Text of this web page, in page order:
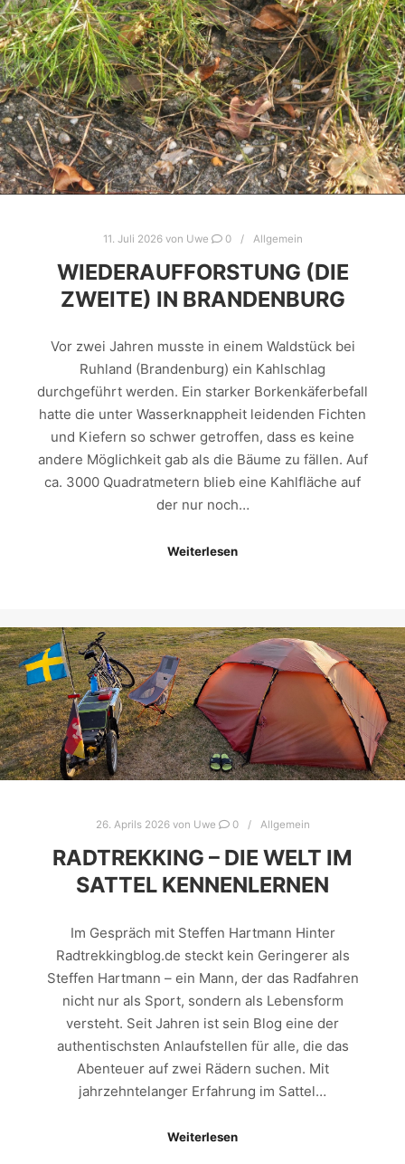
11. Juli 2026von Uwe 0 Allgemein
WIEDERAUFFORSTUNG (DIE
ZWEITE) IN BRANDENBURG
Vor zwei Jahren musste in einem Waldstück bei
Ruhland (Brandenburg) ein Kahlschlag
durchgeführt werden. Ein starker Borkenkäferbefall
hatte die unter Wasserknappheit leidenden Fichten
und Kiefern so schwer getroffen, dass es keine
andere Möglichkeit gab als die Bäume zu fällen. Auf
ca. 3000 Quadratmetern blieb eine Kahlfläche auf
der nur noch…
Weiterlesen
26. Aprils 2026von Uwe 0 Allgemein
RADTREKKING – DIE WELT IM
SATTEL KENNENLERNEN
Im Gespräch mit Steffen Hartmann Hinter
Radtrekkingblog.de steckt kein Geringerer als
Steffen Hartmann – ein Mann, der das Radfahren
nicht nur als Sport, sondern als Lebensform
versteht. Seit Jahren ist sein Blog eine der
authentischsten Anlaufstellen für alle, die das
Abenteuer auf zwei Rädern suchen. Mit
jahrzehntelanger Erfahrung im Sattel…
Weiterlesen